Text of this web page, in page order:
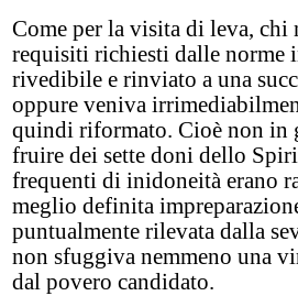
Come per la visita di leva, chi
requisiti richiesti dalle norme
rivedibile e rinviato a una
oppure veniva
quindi riformato. Cioè non in
fruire dei sette doni dello
frequenti di inidoneità erano
meglio definita
puntualmente rilevata dalla
non sfuggiva nemmeno una
dal povero candidato.